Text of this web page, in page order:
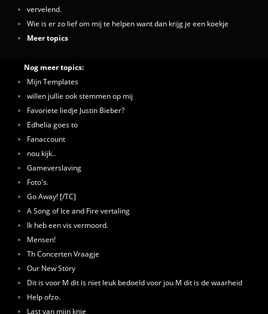
vervelend.
Wie is er zo lief om mij te helpen want dan krijg je een koekje
Meer topics
Nog meer topics:
Mijn Templates
willen jullie ook stemmen op mij
Favoriete liedje Justin Bieber?
Edhelia goes to
Fanaccount
nou kijk..
Gameverslaving
Foto's.
Go Away! [/TC]
A Song of Ice and Fire vertaling
Ik heb een vis vermoord.
Mensen!
Th Concerten Vraagje
Our New Story
Dit is voor M dit is niet leuk bedoeld voor jou M dit is de waarheid
Help ofzo.
Last van mijn knie